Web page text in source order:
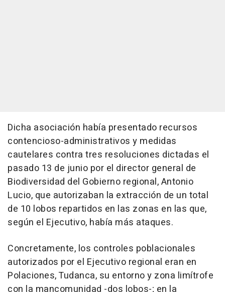
Dicha asociación había presentado recursos
contencioso-administrativos y medidas
cautelares contra tres resoluciones dictadas el
pasado 13 de junio por el director general de
Biodiversidad del Gobierno regional, Antonio
Lucio, que autorizaban la extracción de un total
de 10 lobos repartidos en las zonas en las que,
según el Ejecutivo, había más ataques.
Concretamente, los controles poblacionales
autorizados por el Ejecutivo regional eran en
Polaciones, Tudanca, su entorno y zona limítrofe
con la mancomunidad -dos lobos-; en la